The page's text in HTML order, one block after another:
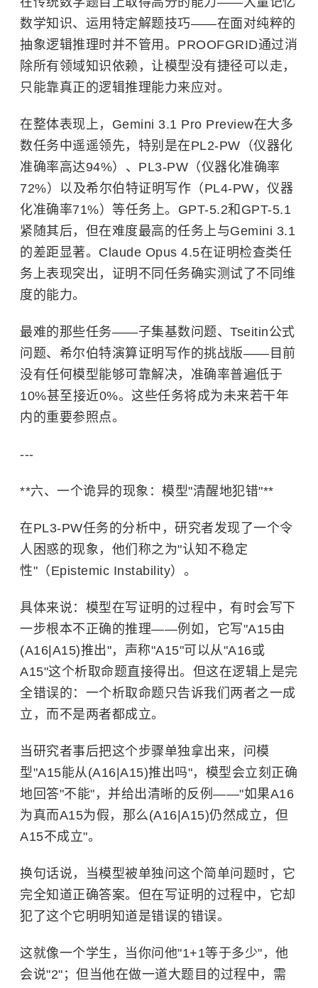
数学知识、运用特定解题技巧——在面对纯粹的
抽象逻辑推理时并不管用。PROOFGRID通过消
除所有领域知识依赖，让模型没有捷径可以走，
只能靠真正的逻辑推理能力来应对。
在整体表现上，Gemini 3.1 Pro Preview在大多
数任务中遥遥领先，特别是在PL2-PW（仪器化
准确率高达94%）、PL3-PW（仪器化准确率
72%）以及希尔伯特证明写作（PL4-PW，仪器
化准确率71%）等任务上。GPT-5.2和GPT-5.1
紧随其后，但在难度最高的任务上与Gemini 3.1
的差距显著。Claude Opus 4.5在证明检查类任
务上表现突出，证明不同任务确实测试了不同维
度的能力。
最难的那些任务——子集基数问题、Tseitin公式
问题、希尔伯特演算证明写作的挑战版——目前
没有任何模型能够可靠解决，准确率普遍低于
10%甚至接近0%。这些任务将成为未来若干年
内的重要参照点。
---
**六、一个诡异的现象：模型"清醒地犯错"**
在PL3-PW任务的分析中，研究者发现了一个令
人困惑的现象，他们称之为"认知不稳定
性"（Epistemic Instability）。
具体来说：模型在写证明的过程中，有时会写下
一步根本不正确的推理——例如，它写"A15由
(A16|A15)推出"，声称"A15"可以从"A16或
A15"这个析取命题直接得出。但这在逻辑上是完
全错误的：一个析取命题只告诉我们两者之一成
立，而不是两者都成立。
当研究者事后把这个步骤单独拿出来，问模
型"A15能从(A16|A15)推出吗"，模型会立刻正确
地回答"不能"，并给出清晰的反例——"如果A16
为真而A15为假，那么(A16|A15)仍然成立，但
A15不成立"。
换句话说，当模型被单独问这个简单问题时，它
完全知道正确答案。但在写证明的过程中，它却
犯了这个它明明知道是错误的错误。
这就像一个学生，当你问他"1+1等于多少"，他
会说"2"；但当他在做一道大题目的过程中，需